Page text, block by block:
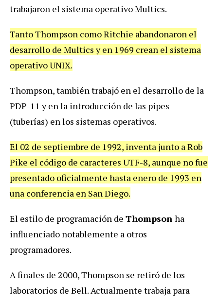
trabajaron el sistema operativo Multics.
Tanto Thompson como Ritchie abandonaron el
desarrollo de Multics y en 1969 crean el sistema
operativo UNIX.
Thompson, también trabajó en el desarrollo de la
PDP-11 y en la introducción de las pipes
(tuberías) en los sistemas operativos.
El 02 de septiembre de 1992, inventa junto a Rob
Pike el código de caracteres UTF-8, aunque no fue
presentado oficialmente hasta enero de 1993 en
una conferencia en San Diego.
El estilo de programación de Thompson ha
influenciado notablemente a otros
programadores.
A finales de 2000, Thompson se retiró de los
laboratorios de Bell. Actualmente trabaja para